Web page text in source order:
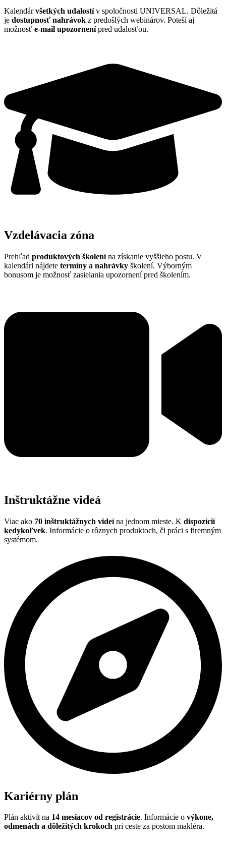
Kalendárvšetkých udalostív spoločnosti UNIVERSAL. Dôležitá
je dostupnosť nahrávok z predošlých webinárov. Poteší aj
možnosť e-mail upozornenípred udalosťou.
Vzdelávacia zóna
Prehľad produktových školenína získanie vyššieho postu. V
kalendári nájdete termíny a nahrávky školení. Výborným
bonusom je možnosť zasielania upozornení pred školením.
Inštruktážne videá
Viac ako 70 inštruktážnych videína jednom mieste. K dispozícií
kedykoľvek. Informácie o rôznych produktoch, či práci s firemným
systémom.
Kariérny plán
Plán aktivít na 14 mesiacov od registrácie. Informácie o výkone,
odmenách a dôležitých krokoch pri ceste za postom makléra.